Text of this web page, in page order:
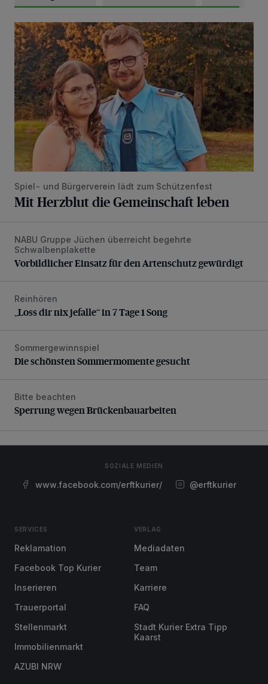
Mit Herzblut die Gemeinschaft leben
Spiel- und Bürgerverein lädt zum Schützenfest
Mit Herzblut die Gemeinschaft leben
Vorbildlicher Einsatz für den Artenschutz gewürdigt
NABU Gruppe Jüchen überreicht begehrte
Schwalbenplakette
Vorbildlicher Einsatz für den Artenschutz gewürdigt
„Loss dir nix jefalle“ in 7 Tage 1 Song
Reinhören
„Loss dir nix jefalle“ in 7 Tage 1 Song
Die schönsten Sommermomente gesucht
Sommergewinnspiel
Die schönsten Sommermomente gesucht
Sperrung wegen Brückenbauarbeiten
Bitte beachten
Sperrung wegen Brückenbauarbeiten
SOZIALE MEDIEN
www.facebook.com/erftkurier/ @erftkurier
SERVICES
Reklamation
Facebook Top Kurier
Inserieren
Trauerportal
Stellenmarkt
Immobilienmarkt
AZUBI NRW
VERLAG
Mediadaten
Team
Karriere
FAQ
Stadt Kurier Extra Tipp
Kaarst